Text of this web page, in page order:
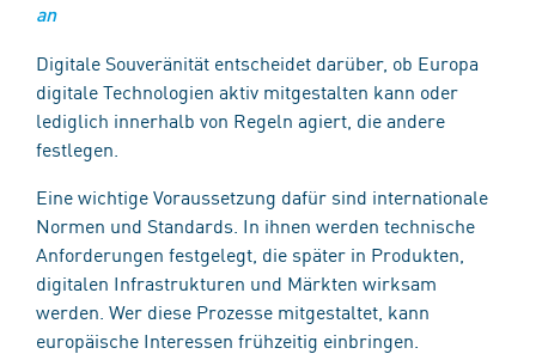
an
Digitale Souveränität entscheidet darüber, ob Europa
digitale Technologien aktiv mitgestalten kann oder
lediglich innerhalb von Regeln agiert, die andere
festlegen.
Eine wichtige Voraussetzung dafür sind internationale
Normen und Standards. In ihnen werden technische
Anforderungen festgelegt, die später in Produkten,
digitalen Infrastrukturen und Märkten wirksam
werden. Wer diese Prozesse mitgestaltet, kann
europäische Interessen frühzeitig einbringen.